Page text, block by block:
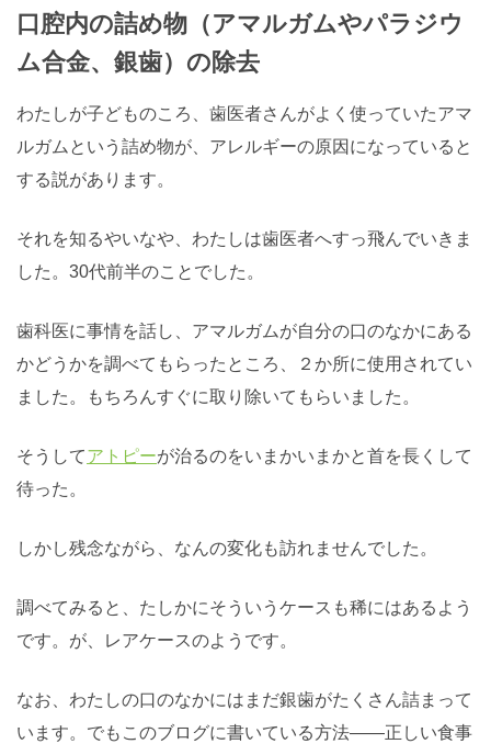
口腔内の詰め物（アマルガムやパラジウ
ム合金、銀歯）の除去
わたしが子どものころ、歯医者さんがよく使っていたアマ
ルガムという詰め物が、アレルギーの原因になっていると
する説があります。
それを知るやいなや、わたしは歯医者へすっ飛んでいきま
した。30代前半のことでした。
歯科医に事情を話し、アマルガムが自分の口のなかにある
かどうかを調べてもらったところ、２か所に使用されてい
ました。もちろんすぐに取り除いてもらいました。
そうしてアトピーが治るのをいまかいまかと首を長くして
待った。
しかし残念ながら、なんの変化も訪れませんでした。
調べてみると、たしかにそういうケースも稀にはあるよう
です。が、レアケースのようです。
なお、わたしの口のなかにはまだ銀歯がたくさん詰まって
います。でもこのブログに書いている方法――正しい食事